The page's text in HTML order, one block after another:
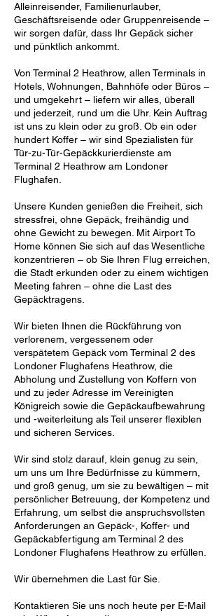
Alleinreisender, Familienurlauber,
Geschäftsreisende oder Gruppenreisende –
wir sorgen dafür, dass Ihr Gepäck sicher
und pünktlich ankommt.
Von Terminal 2 Heathrow, allen Terminals in
Hotels, Wohnungen, Bahnhöfe oder Büros –
und umgekehrt – liefern wir alles, überall
und jederzeit, rund um die Uhr. Kein Auftrag
ist uns zu klein oder zu groß. Ob ein oder
hundert Koffer – wir sind Spezialisten für
Tür-zu-Tür-Gepäckkurierdienste am
Terminal 2 Heathrow am Londoner
Flughafen.
Unsere Kunden genießen die Freiheit, sich
stressfrei, ohne Gepäck, freihändig und
ohne Gewicht zu bewegen. Mit Airport To
Home können Sie sich auf das Wesentliche
konzentrieren – ob Sie Ihren Flug erreichen,
die Stadt erkunden oder zu einem wichtigen
Meeting fahren – ohne die Last des
Gepäcktragens.
Wir bieten Ihnen die Rückführung von
verlorenem, vergessenem oder
verspätetem Gepäck vom Terminal 2 des
Londoner Flughafens Heathrow, die
Abholung und Zustellung von Koffern von
und zu jeder Adresse im Vereinigten
Königreich sowie die Gepäckaufbewahrung
und -weiterleitung als Teil unserer flexiblen
und sicheren Services.
Wir sind stolz darauf, klein genug zu sein,
um uns um Ihre Bedürfnisse zu kümmern,
und groß genug, um sie zu bewältigen – mit
persönlicher Betreuung, der Kompetenz und
Erfahrung, um selbst die anspruchsvollsten
Anforderungen an Gepäck-, Koffer- und
Gepäckabfertigung am Terminal 2 des
Londoner Flughafens Heathrow zu erfüllen.
Wir übernehmen die Last für Sie.
Kontaktieren Sie uns noch heute per E-Mail